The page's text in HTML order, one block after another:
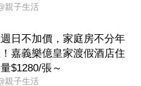
親子生活
日不加價，家庭房不分年
嘉義樂億皇家渡假酒店住
$1280/張～
親子生活